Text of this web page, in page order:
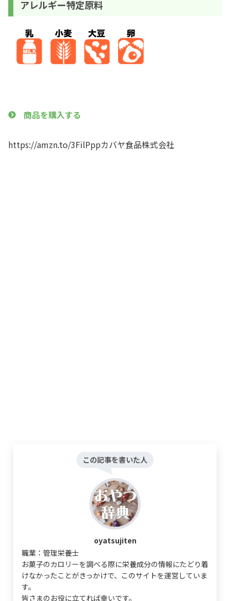
アレルギー特定原料
商品を購入する
https://amzn.to/3FilPppカバヤ食品株式会社
この記事を書いた人
oyatsujiten
職業：管理栄養士
お菓子のカロリーを調べる際に栄養成分の情報にたどり着
けなかったことがきっかけで、このサイトを運営していま
す。
皆さまのお役に立てれば幸いです。